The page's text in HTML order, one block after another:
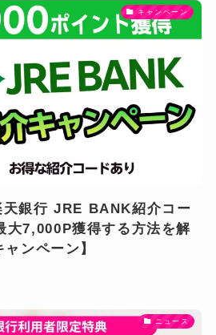
キャンペーン
銀行 JRE BANK紹介コー
大7,000P獲得する方法を解
ンペーン】
ニュース